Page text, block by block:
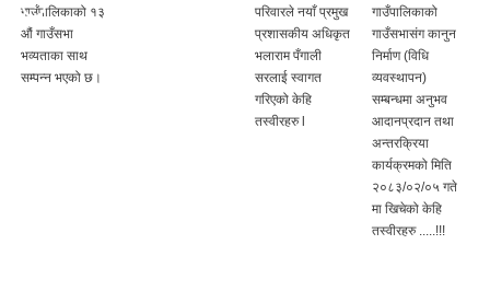
गाउँपालिकाको १३
औं गाउँसभा
भव्यताका साथ
सम्पन्न भएको छ।
परिवारले नयाँ प्रमुख
प्रशासकीय अधिकृत
भलाराम पँगाली
सरलाई स्वागत
गरिएको केहि
तस्वीरहरु l
गाउँपालिकाको
गाउँसभासंग कानुन
निर्माण (विधि
व्यवस्थापन)
सम्बन्धमा अनुभव
आदानप्रदान तथा
अन्तरक्रिया
कार्यक्रमको मिति
२०८३/०२/०५ गते
मा खिचेको केहि
तस्वीरहरु .....!!!